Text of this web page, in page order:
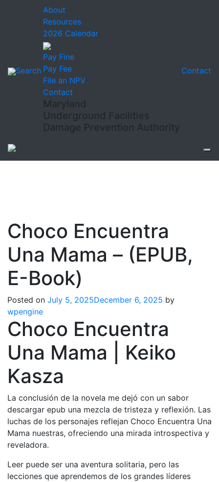
Search
About
Resources
2026 Calendar
Pay Fine
Pay Fee
File an NPV
Contact
Maryland
Underground Facilities
Damage Prevention Authority
Contact
Choco Encuentra
Una Mama – (EPUB,
E-Book)
Posted on July 5, 2025December 6, 2025 by
wpengine
Choco Encuentra
Una Mama | Keiko
Kasza
La conclusión de la novela me dejó con un sabor
descargar epub una mezcla de tristeza y reflexión. Las
luchas de los personajes reflejan Choco Encuentra Una
Mama nuestras, ofreciendo una mirada introspectiva y
reveladora.
Leer puede ser una aventura solitaria, pero las
lecciones que aprendemos de los grandes líderes